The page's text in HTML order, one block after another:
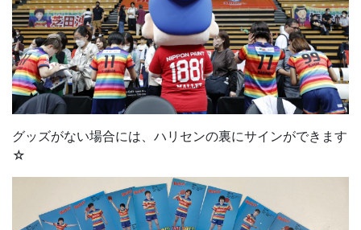
グッズがない場合には、ハリセンの裏にサインができます
☆